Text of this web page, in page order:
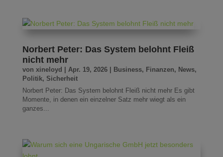
Norbert Peter: Das System belohnt Fleiß
nicht mehr
von xineloyd Apr. 19, 2026| Business, Finanzen, News,
Politik, Sicherheit
Norbert Peter: Das System belohnt Fleiß nicht mehr Es gibt
Momente, in denen ein einzelner Satz mehr wiegt als ein
ganzes...